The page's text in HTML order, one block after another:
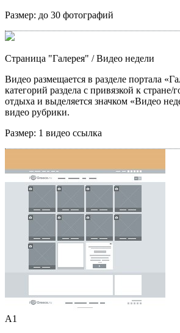
Размер: до 30 фотографий
Страница "Галерея" / Видео недели
Видео размещается в разделе портала
категорий раздела с привязкой к стране/
отдыха и выделяется значком «Видео
видео рубрики.
Размер: 1 видео ссылка
A1